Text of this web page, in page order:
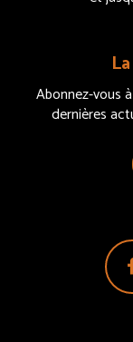
Abonnez-vous
dernières